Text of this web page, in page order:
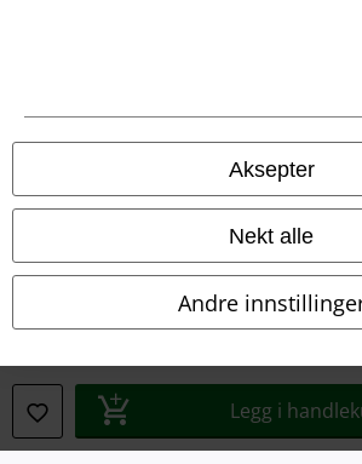
Aksepter
Nekt alle
Andre
Legg i
Impressum
Konfidensialitetserklæring
Innstillinger for cookies
Angre bestilling